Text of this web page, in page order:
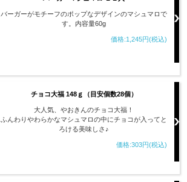
バーガーがモチーフのポップなデザインのマシュマロで
す。内容量60g
価格:1,245円(税込)
チョコ大福 148ｇ（目安個数28個）
大人気、やおきんのチョコ大福！
ふんわりやわらかなマシュマロの中にチョコが入ってと
ろける美味しさ♪
価格:303円(税込)